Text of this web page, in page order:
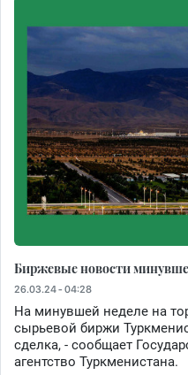
Биржевые новости
26.03.24 - 04:28
На минувшей неделе на
сырьевой биржи
сделка, - сообщает
агентство Туркменистана.